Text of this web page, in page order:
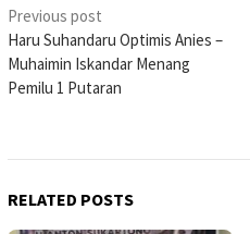
Post
navigation
Previous post
Haru Suhandaru Optimis Anies –
Muhaimin Iskandar Menang
Pemilu 1 Putaran
RELATED POSTS